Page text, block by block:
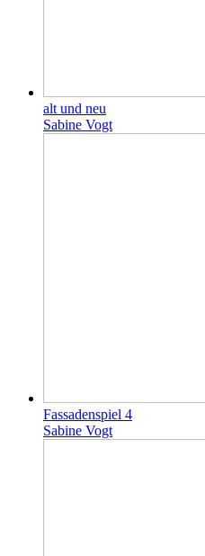
alt und neu
Sabine Vogt
Fassadenspiel 4
Sabine Vogt